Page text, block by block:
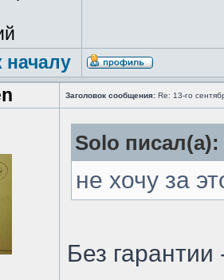
началу
Заголовок сообщения: Re: 13-го
Solo писал(а):
не хочу за
Без